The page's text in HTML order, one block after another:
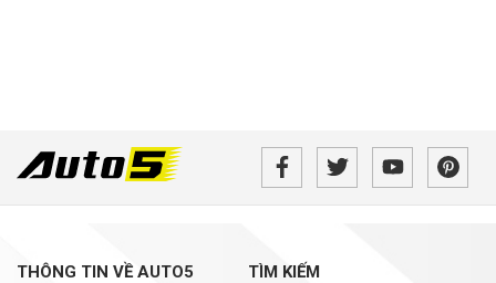
THÔNG TIN VỀ AUTO5 TÌM KIẾM